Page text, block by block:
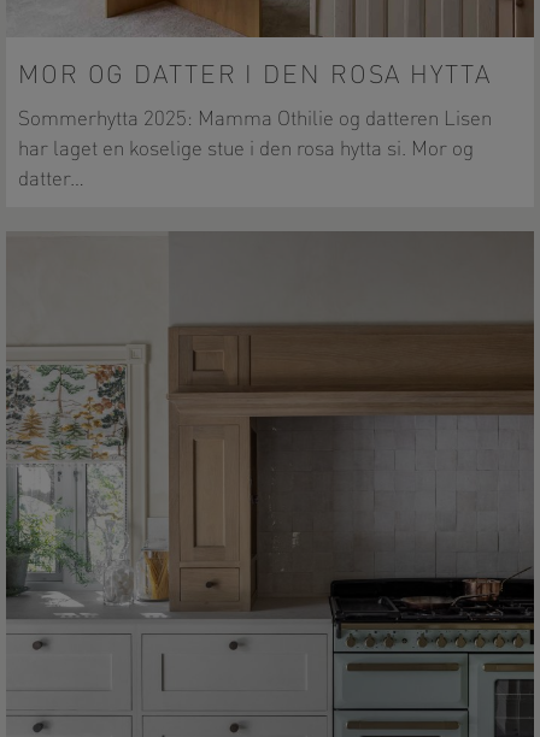
MOR OG DATTER I DEN ROSA HYTTA
Sommerhytta 2025: Mamma Othilie og datteren Lisen
har laget en koselige stue i den rosa hytta si. Mor og
datter…